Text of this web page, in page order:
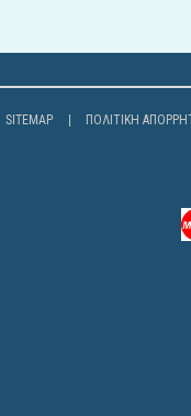
SITEMAP
ΠΟΛΙΤΙΚΉ